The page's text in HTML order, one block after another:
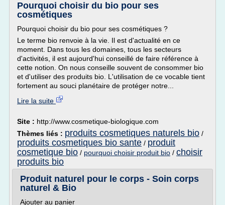
Pourquoi choisir du bio pour ses
cosmétiques
Pourquoi choisir du bio pour ses cosmétiques ?
Le terme bio renvoie à la vie. Il est d'actualité en ce
moment. Dans tous les domaines, tous les secteurs
d'activités, il est aujourd'hui conseillé de faire référence à
cette notion. On nous conseille souvent de consommer bio
et d'utiliser des produits bio. L'utilisation de ce vocable tient
fortement au souci planétaire de protéger notre...
Lire la suite
Site : http://www.cosmetique-biologique.com
Thèmes liés : produits cosmetiques naturels bio /
produits cosmetiques bio sante / produit
cosmetique bio / pourquoi choisir produit bio / choisir
produits bio
Produit naturel pour le corps - Soin corps
naturel & Bio
Ajouter au panier